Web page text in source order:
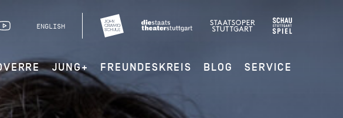
ENGLISH
JUNG+ FREUNDESKREIS BLOG SERVICE